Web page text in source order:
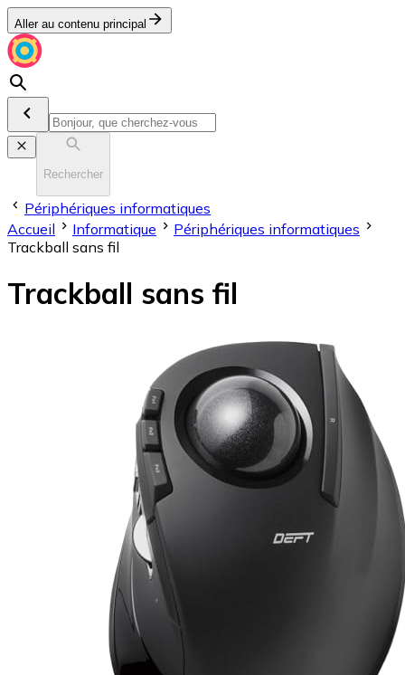
Aller au contenu principal
Rechercher
Périphériques informatiques
Accueil
Informatique
Périphériques informatiques
Trackball sans fil
Trackball sans fil